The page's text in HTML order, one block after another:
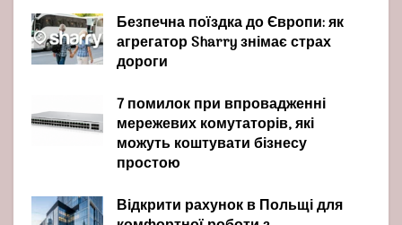
Безпечна поїздка до Європи: як
агрегатор Sharry знімає страх
дороги
7 помилок при впровадженні
мережевих комутаторів, які
можуть коштувати бізнесу
простою
Відкрити рахунок в Польщі для